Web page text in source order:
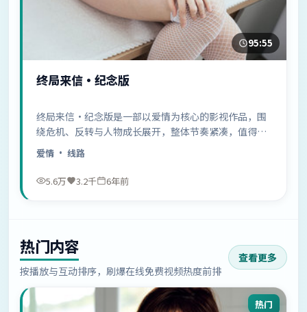
95:55
终局来信·纪念版
终局来信·纪念版是一部以爱情为核心的影视作品，围
绕危机、反转与人物成长展开，整体节奏紧凑，值得推
荐观看。
爱情 · 线路
5.6万 3.2千 6年前
热门内容
按播放与互动排序，刷爆在线免费视频热度前排
查看更多
热门